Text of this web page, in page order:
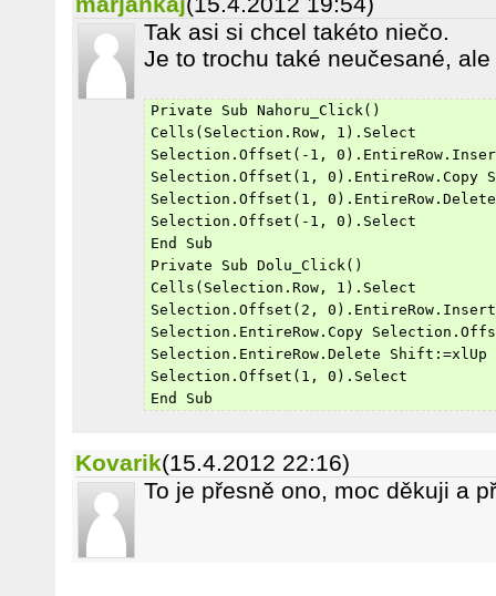
Tak asi si chcel takéto niečo.
Je to trochu také neučesané,
Private Sub Nahoru_Click()
Cells(Selection.Row, 1).Select
Selection.Offset(-1,
Selection.Offset(1,
Selection.Offset(1,
Selection.Offset(-1, 0).Select
End Sub
Private Sub Dolu_Click()
Cells(Selection.Row, 1).Select
Selection.Offset(2, 0).EntireRow.Insert
Selection.EntireRow.Copy
Selection.EntireRow.Delete Shift:=xlUp
Selection.Offset(1, 0).Select
End Sub
Kovarik(15.4.2012 22:16)
To je přesně ono, moc děkuji a